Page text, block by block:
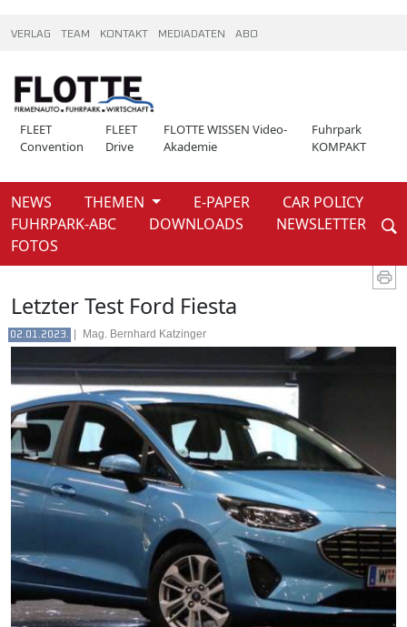
VERLAG TEAM KONTAKT MEDIADATEN ABO
FLEET
Convention
FLEET
Drive
FLOTTE WISSEN Video-
Akademie
Fuhrpark
KOMPAKT
NEWS THEMEN E-PAPER
CAR POLICY
FUHRPARK-ABC
DOWNLOADS
NEWSLETTER
FOTOS
Weiter
News
Letzter Test Ford Fiesta
02.01.2023. Mag. Bernhard Katzinger